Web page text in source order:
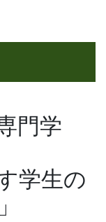
門学
学生の